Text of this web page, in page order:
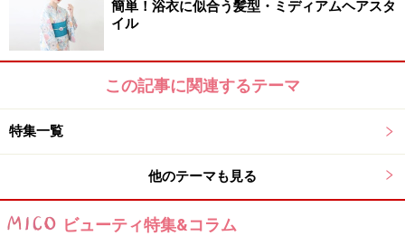
簡単！浴衣に似合う髪型・ミディアムヘアスタ
イル
この記事に関連するテーマ
特集一覧
他のテーマも見る
ビューティ特集&コラム